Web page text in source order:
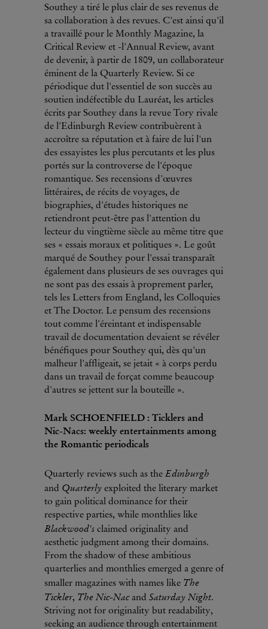
Southey a tiré le plus clair de ses revenus de
sa collaboration à des revues. C'est ainsi qu'il
a travaillé pour le Monthly Magazine, la
Critical Review et -l'Annual Review, avant
de devenir, à partir de 1809, un collaborateur
éminent de la Quarterly Review. Si ce
périodique dut l'essentiel de son succès au
soutien indéfectible du Lauréat, les articles
écrits par Southey dans la revue Tory rivale
de l'Edinburgh Review contribuèrent à
accroître sa réputation et à faire de lui l'un
des essayistes les plus percutants et les plus
portés sur la controverse de l'époque
romantique. Ses recensions d'œuvres
littéraires, de récits de voyages, de
biographies, d'études historiques ne
retiendront peut-être pas l'attention du
lecteur du vingtième siècle au même titre que
ses « essais moraux et politiques ». Le goût
marqué de Southey pour l'essai transparaît
également dans plusieurs de ses ouvrages qui
ne sont pas des essais à proprement parler,
tels les Letters from England, les Colloquies
et The Doctor. Le pensum des recensions
tout comme l'éreintant et indispensable
travail de documentation devaient se révéler
bénéfiques pour Southey qui, dès qu'un
malheur l'affligeait, se jetait « à corps perdu
dans un travail de forçat comme beaucoup
d'autres se jettent sur la bouteille ».
Mark SCHOENFIELD : Ticklers and
Nic-Nacs: weekly entertainments among
the Romantic periodicals
Quarterly reviews such as the Edinburgh
and Quarterly exploited the literary market
to gain political dominance for their
respective parties, while monthlies like
Blackwood's claimed originality and
aesthetic judgment among their domains.
From the shadow of these ambitious
quarterlies and monthlies emerged a genre of
smaller magazines with names like The
Tickler, The Nic-Nacand Saturday Night.
Striving not for originality but readability,
seeking an audience through entertainment